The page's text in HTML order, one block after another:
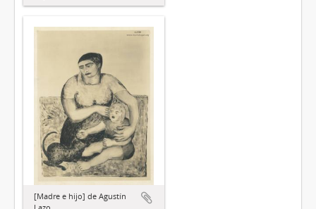
[Madre e hijo] de Agustín